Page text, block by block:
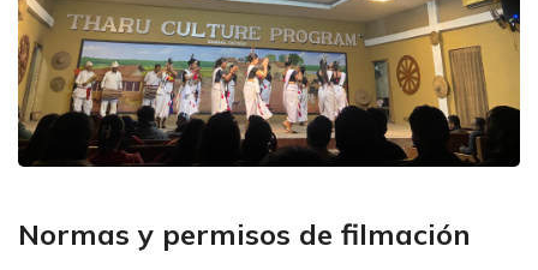
Normas y permisos de filmación